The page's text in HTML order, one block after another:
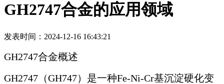
GH2747合金的应用领域
发表时间：2024-12-16 16:43:21
GH2747合金概述
GH2747（GH747）是一种Fe-Ni-Cr基沉淀硬化变